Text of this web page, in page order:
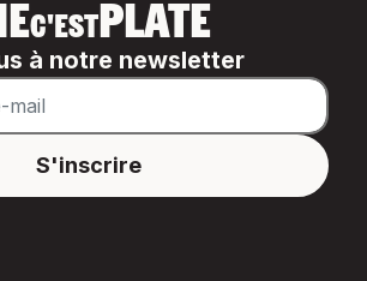
C'ESTPLATE
à notre newsletter